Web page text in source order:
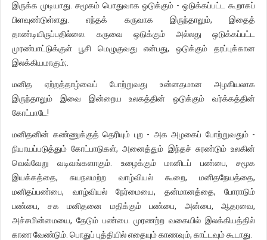
இருக்க முடியாது. சமூகம் பொதுவாக ஒடுக்கும் - ஒடுக்கப்பட்ட கூறாகப்
பிளவுண்டுள்ளது. எந்தக் கருவாக இருந்தாலும், இதைத்
தாண்டியிருப்பதில்லை. கருவை ஒடுக்கும் அல்லது ஒடுக்கப்பட்ட
முரண்பாட்டுக்குள் பூசி மெழுகுவது என்பது, ஒடுக்கும் தரப்புக்கான
இலக்கியமாகும்;.
மனித ஏற்றத்தாழ்வைப் போற்றுவது உன்னதமான அழகியலாக
இருந்தாலும் இவை இன்றைய உலகத்தின் ஒடுக்கும் வர்க்கத்தின்
கோட்பாடே!
மனிதனின் கண்ணுக்குத் தெரியும் புற - அக அழகைப் போற்றுவதும் -
நியாயப்படுத்தும் கோட்பாடுகள், அனைத்தும் இந்தச் சுரண்டும் உலகின்
வெவ்வேறு வடிவங்களாகும். உழைக்கும் மானிடப் பண்பை, சமூக
இயக்கத்தை, சுயநலமற்ற வாழ்வியல் கூறை, மனிதநேயத்தை,
மனிதப்பண்பை, வாழ்வியல் நேர்மையை, தன்மானத்தை, போராடும்
பண்பை, சக மனிதனை மதிக்கும் பண்பை, அன்பை, ஆதரவை,
அச்சமின்மையை, தேடும் பண்பை. முரணற்ற வகையில் இலக்கியத்தில்
காண வேண்டும். பொதுப் புத்தியில் எதையும் காணவும், காட்டவும் கூடாது.